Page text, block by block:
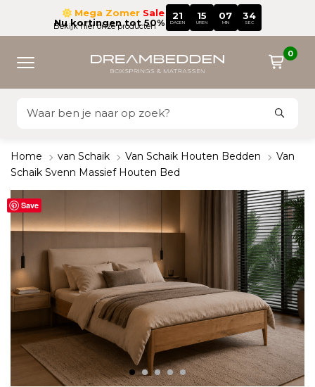
Mega Zomer Sale
Nu kortingen tot 50%
21
DAGEN
15
UREN
07
MIN
33
SEC
Bekijk hier onze producten
0
Home van Schaik Van Schaik Houten Bedden
Van
Schaik Svenn Massief Houten Bed
Save